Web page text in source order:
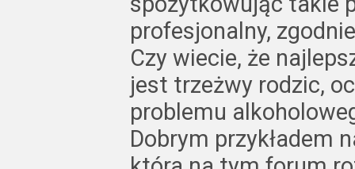
profesjonalny,
Czy wiecie, że
jest trzeżwy rodzic,
problemu
Dobrym przykładem